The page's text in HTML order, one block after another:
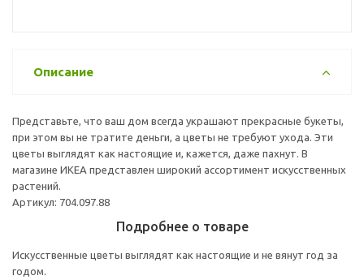
Описание
Представьте, что ваш дом всегда украшают прекрасные букеты,
при этом вы не тратите деньги, а цветы не требуют ухода. Эти
цветы выглядят как настоящие и, кажется, даже пахнут. В
магазине ИКЕА представлен широкий ассортимент искусственных
растений.
Артикул: 704.097.88
Подробнее о товаре
Искусственные цветы выглядят как настоящие и не вянут год за
годом.